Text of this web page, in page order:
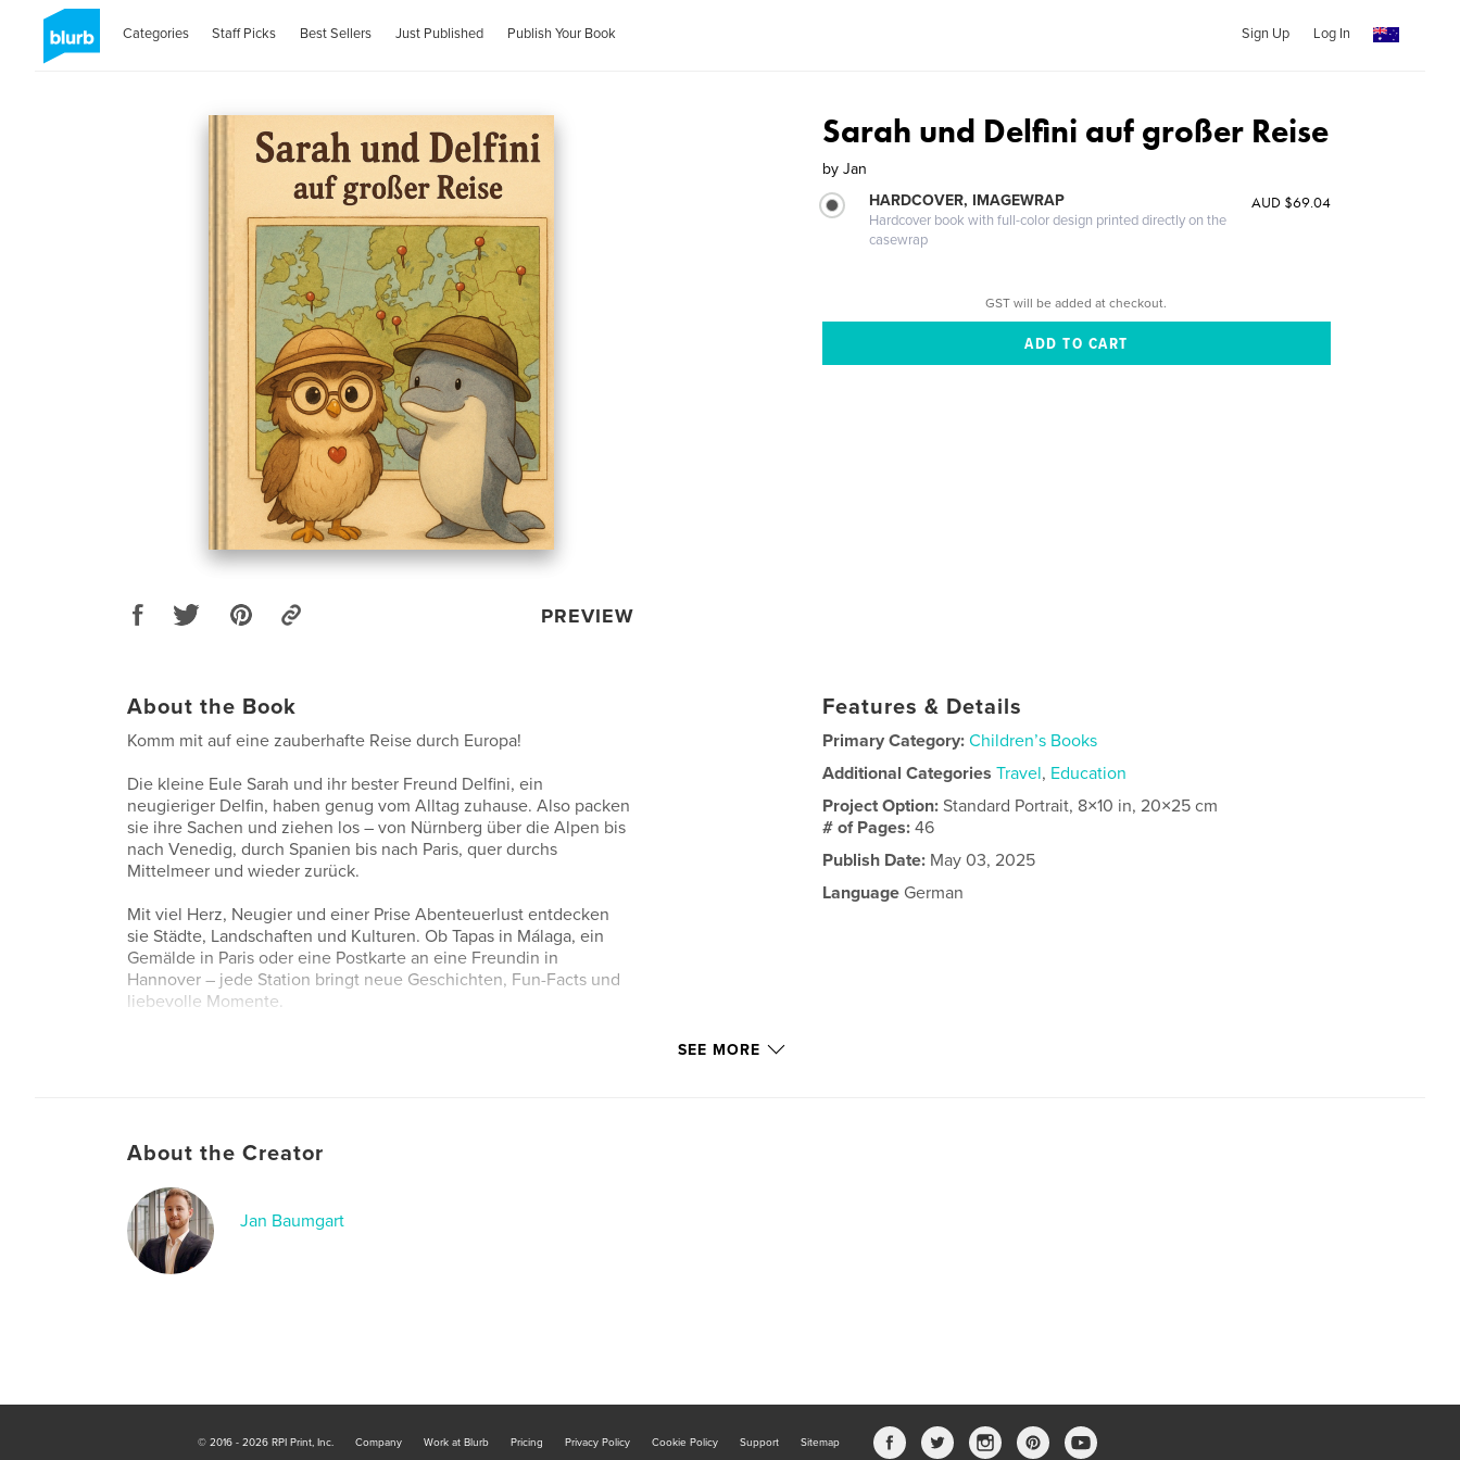
Categories Staff Picks Best Sellers Just Published Publish Your Book Sign Up Log In
PREVIEW
Sarah und Delfini auf großer Reise
by Jan
HARDCOVER, IMAGEWRAP
Hardcover book with full-color design printed directly on the
casewrap
AUD $69.04
GST will be added at checkout.
About the Book
Komm mit auf eine zauberhafte Reise durch Europa!
Die kleine Eule Sarah und ihr bester Freund Delfini, ein
neugieriger Delfin, haben genug vom Alltag zuhause. Also packen
sie ihre Sachen und ziehen los – von Nürnberg über die Alpen bis
nach Venedig, durch Spanien bis nach Paris, quer durchs
Mittelmeer und wieder zurück.
Mit viel Herz, Neugier und einer Prise Abenteuerlust entdecken
sie Städte, Landschaften und Kulturen. Ob Tapas in Málaga, ein
Gemälde in Paris oder eine Postkarte an eine Freundin in
Hannover – jede Station bringt neue Geschichten, Fun-Facts und
liebevolle Momente.
Features & Details
Primary Category: Children’s Books
Additional Categories Travel, Education
Project Option:Standard Portrait, 8×10 in, 20×25 cm
# of Pages:46
Publish Date: May 03, 2025
Language German
SEE MORE
About the Creator
Jan Baumgart
© 2016 - 2026 RPI Print, Inc. Company Work at Blurb Pricing Privacy Policy Cookie Policy Support Sitemap